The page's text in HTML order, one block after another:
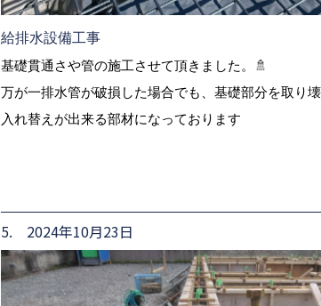
給排水設備工事
基礎貫通さや管の施工させて頂きました。🚿
万が一排水管が破損した場合でも、基礎部分を取り
入れ替えが出来る部材になっております
5. 2024年10月23日